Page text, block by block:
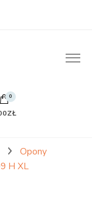
0
Opony
H XL